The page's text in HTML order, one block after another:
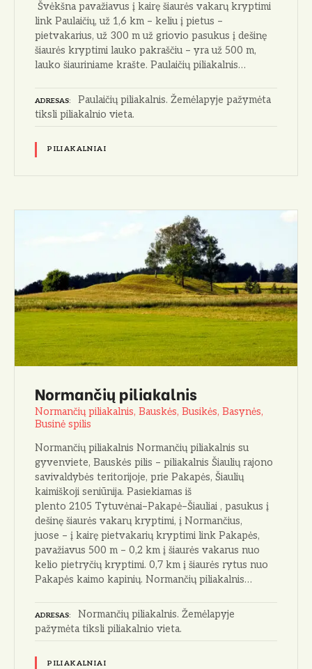
Švėkšna pavažiavus į kairę šiaurės vakarų kryptimi
link Paulaičių, už 1,6 km – keliu į pietus –
pietvakarius, už 300 m už griovio pasukus į dešinę
šiaurės kryptimi lauko pakraščiu – yra už 500 m,
lauko šiauriniame krašte. Paulaičių piliakalnis…
ADRESAS
Paulaičių piliakalnis. Žemėlapyje pažymėta
tiksli piliakalnio vieta.
PILIAKALNIAI
Normančių piliakalnis
Normančių piliakalnis, Bauskės, Busikės, Basynės,
Businė spilis
Normančių piliakalnis Normančių piliakalnis su
gyvenviete, Bauskės pilis – piliakalnis Šiaulių rajono
savivaldybės teritorijoje, prie Pakapės, Šiaulių
kaimiškoji seniūnija. Pasiekiamas iš
plento 2105 Tytuvėnai–Pakapė–Šiauliai , pasukus į
dešinę šiaurės vakarų kryptimi, į Normančius,
juose – į kairę pietvakarių kryptimi link Pakapės,
pavažiavus 500 m – 0,2 km į šiaurės vakarus nuo
kelio pietryčių kryptimi. 0,7 km į šiaurės rytus nuo
Pakapės kaimo kapinių. Normančių piliakalnis…
ADRESAS
Normančių piliakalnis. Žemėlapyje
pažymėta tiksli piliakalnio vieta.
PILIAKALNIAI